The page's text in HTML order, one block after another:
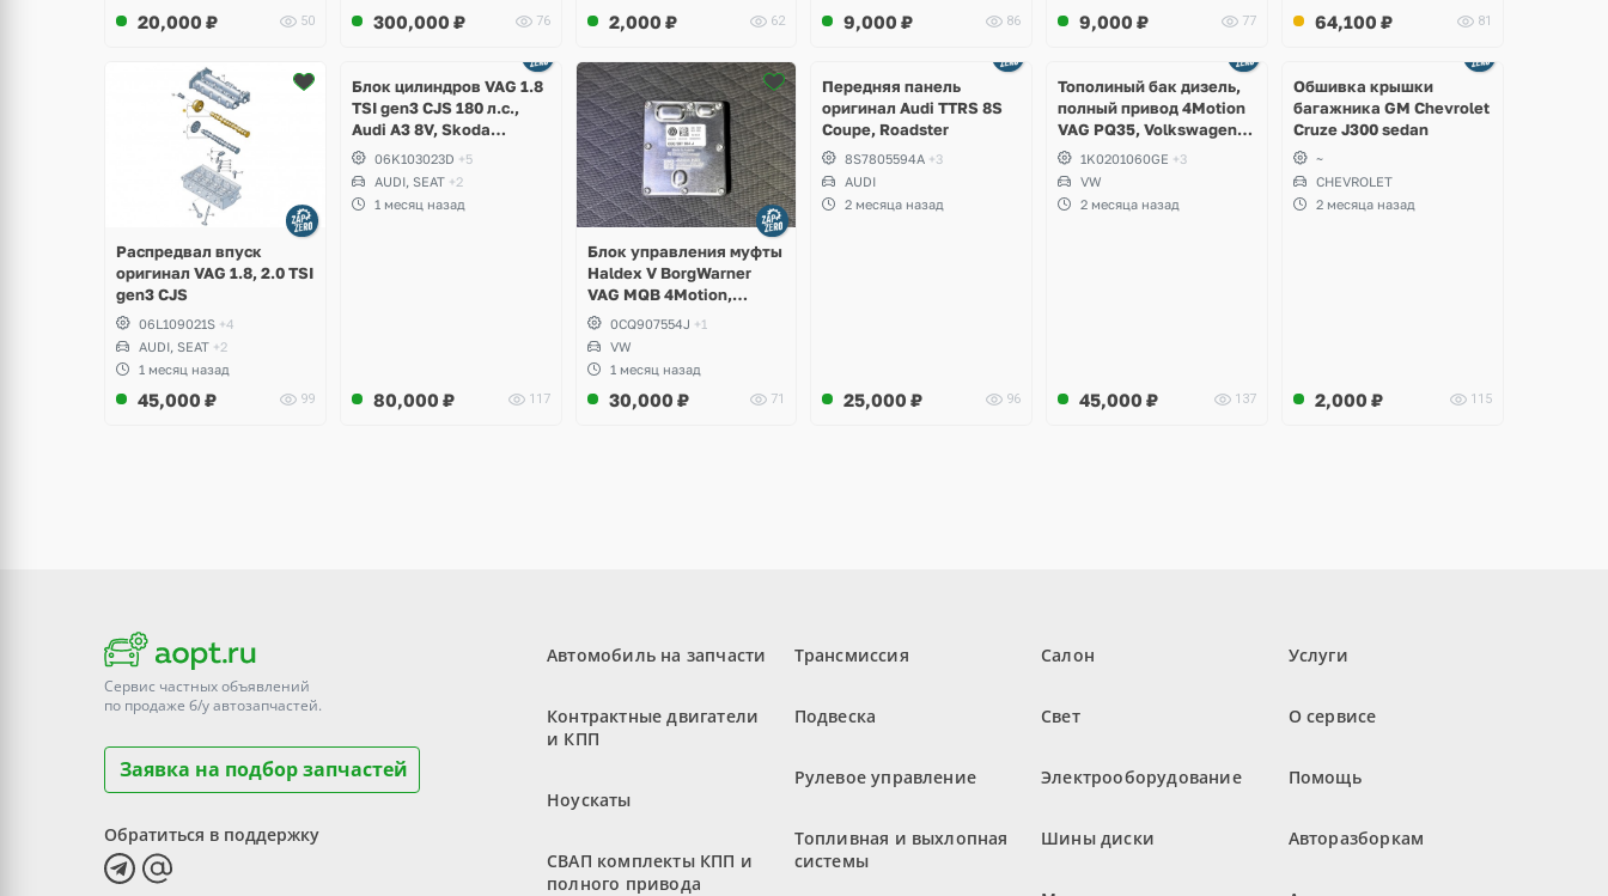
20,000 ₽ 50 300,000 ₽ 76 2,000 ₽ 62 9,000 ₽ 86 9,000 ₽ 77 64,100 ₽ 81
Распредвал впуск
оригинал VAG 1.8, 2.0 TSI
gen3 CJS
06L109021S +4
AUDI, SEAT +2
1 месяц назад
45,000 ₽ 99
2 фото
Блок цилиндров VAG 1.8
TSI gen3 CJS 180 л.с.,
Audi A3 8V, Skoda
Octavia A7, Superb,
Volkswagen Passat B8,
Golf VII Alltrack, Seat
Leon
06K103023D +5
AUDI, SEAT +2
1 месяц назад
80,000 ₽ 117
Блок управления муфты
Haldex V BorgWarner
VAG MQB 4Motion,
Volkswagen Tiguan
0CQ907554J +1
VW
1 месяц назад
30,000 ₽ 71
2 фото
Передняя панель
оригинал Audi TTRS 8S
Coupe, Roadster
8S7805594A +3
AUDI
2 месяца назад
25,000 ₽ 96
Тополиный бак дизель,
полный привод 4Motion
VAG PQ35, Volkswagen
Scirocco, Golf V, VI,
Skoda Yeti, Octavia A5,
Superb, Audi A3, Seat
Altea
1K0201060GE +3
VW
2 месяца назад
45,000 ₽ 137
Обшивка крышки
багажника GM Chevrolet
Cruze J300 sedan
~
CHEVROLET
2 месяца назад
2,000 ₽ 115
Сервис частных объявлений
по продаже б/уавтозапчастей.
Заявка на подбор запчастей
Обратиться в поддержку
Автомобиль на запчасти
Контрактные двигатели
и КПП
Ноускаты
СВАП комплекты КПП и
полного привода
Трансмиссия
Подвеска
Рулевое управление
Топливная и выхлопная
системы
Салон
Свет
Электрооборудование
Шины диски
Услуги
О сервисе
Помощь
Авторазборкам